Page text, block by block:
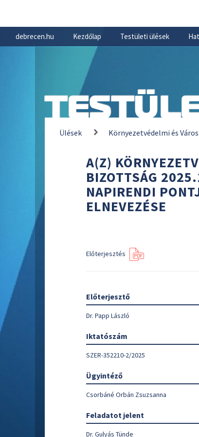
debrecen.hu Kezdőlap Testületi ülések
Ülések Környezetvédelmi és
A(Z)
BIZOTTSÁG
NAPIRENDI
ELNEVEZÉSE
Előterjesztés
Előterjesztő
Dr. Papp László
Iktatószám
SZER-352210-2/2025
Ügyintéző
Csorbáné Orbán Zsuzsanna
Feladatot jelent
Dr. Gulyás Tünde